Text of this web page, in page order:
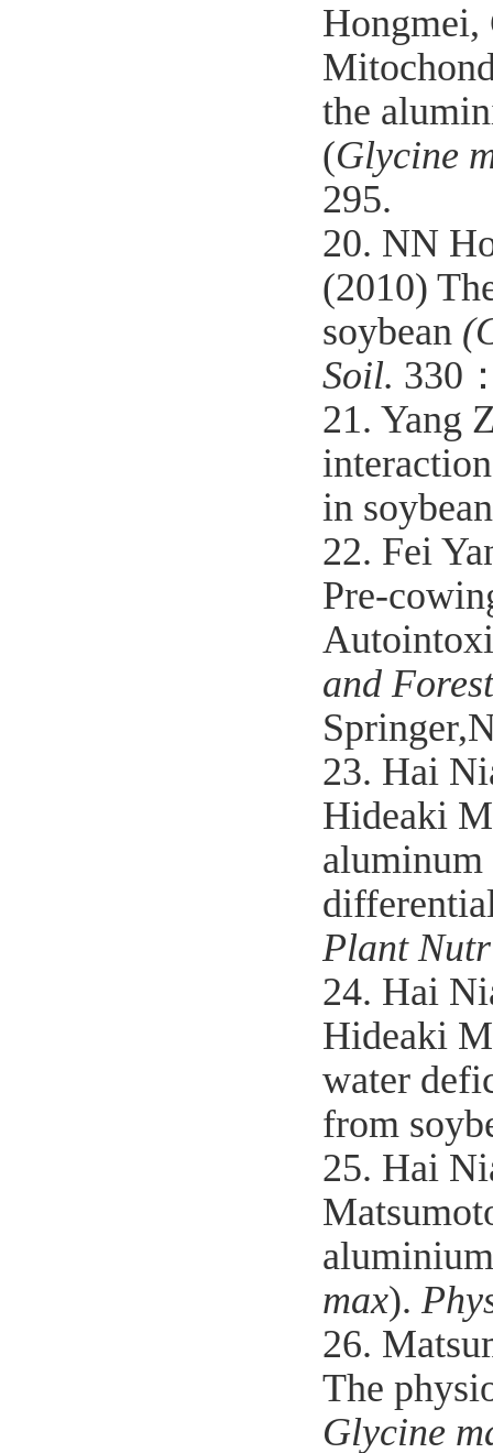
Hongmei,
the
(Glycine
295.
20. NN
(2010)
soybean
Soil. 330
21. Yang
in
22. Fei
Pre-
and
23. Hai
Hideaki
aluminum
Plant
24. Hai
Hideaki
water
from
25. Hai
max).
26.
The
Glycine